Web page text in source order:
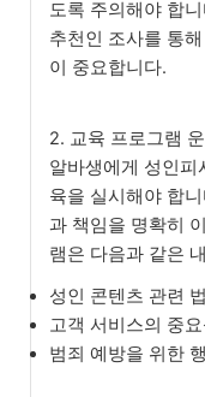
도록 주의해야 합
추천인 조사를 통
이 중요합니다.
2. 교육 프로그램
알바생에게 성인피
육을 실시해야 합
과 책임을 명확히
램은 다음과 같은
성인 콘텐츠 관련
고객 서비스의 중요
범죄 예방을 위한